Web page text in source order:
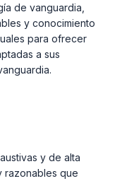
de vanguardia,
y conocimiento
para ofrecer
a sus
y de alta
razonables que